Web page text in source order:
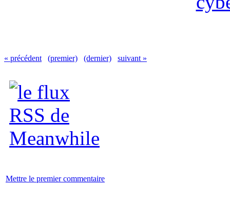
« précédent (premier) (dernier) suivant »
Mettre le premier commentaire